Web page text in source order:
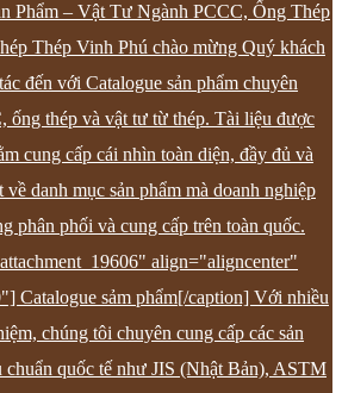
Phẩm – Vật Tư Ngành PCCC, Ống Thép
Thép Vinh Phú chào mừng Quý khách
đến với Catalogue sản phẩm chuyên
ống thép và vật tư từ thép. Tài liệu được
cung cấp cái nhìn toàn diện, đầy đủ và
về danh mục sản phẩm mà doanh nghiệp
phân phối và cung cấp trên toàn quốc.
align="aligncenter"
Catalogue sảm phẩm[/caption] Với nhiều
chúng tôi chuyên cung cấp các sản
chuẩn quốc tế như JIS (Nhật Bản), ASTM